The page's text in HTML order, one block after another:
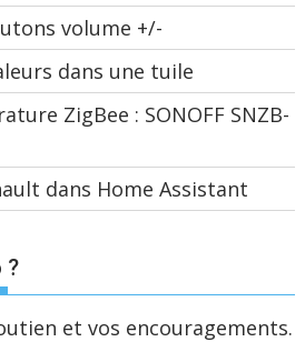
volume +/-
dans une tuile
ZigBee : SONOFF SNZB-
dans Home Assistant
?
et vos encouragements.